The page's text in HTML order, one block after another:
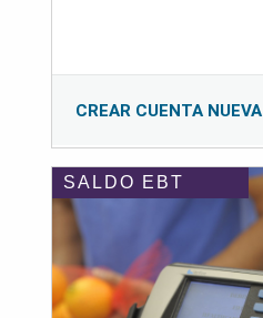
CREAR CUENTA NUEVA
SALDO EBT